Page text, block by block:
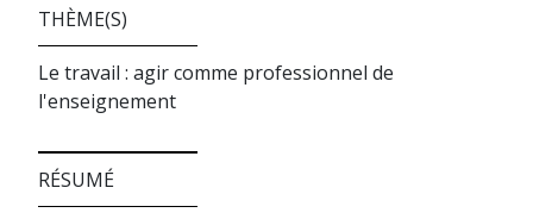
THÈME(S)
Le travail : agir comme professionnel de
l'enseignement
RÉSUMÉ